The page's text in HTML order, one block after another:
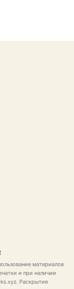
материалов
и при наличии
Раскрытие